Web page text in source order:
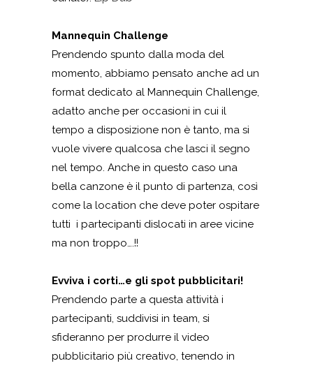
Mannequin Challenge
Prendendo spunto dalla moda del
momento, abbiamo pensato anche ad un
format dedicato al Mannequin Challenge,
adatto anche per occasioni in cui il
tempo a disposizione non è tanto, ma si
vuole vivere qualcosa che lasci il segno
nel tempo. Anche in questo caso una
bella canzone è il punto di partenza, così
come la location che deve poter ospitare
tutti i partecipanti dislocati in aree vicine
ma non troppo….!!
Evviva i corti…e gli spot pubblicitari!
Prendendo parte a questa attività i
partecipanti, suddivisi in team, si
sfideranno per produrre il video
pubblicitario più creativo, tenendo in